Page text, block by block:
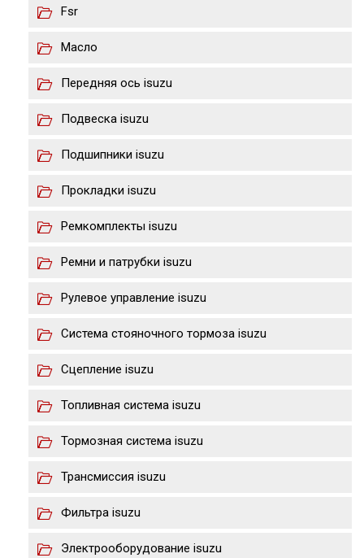
Fsr
Масло
Передняя ось isuzu
Подвеска isuzu
Подшипники isuzu
Прокладки isuzu
Ремкомплекты isuzu
Ремни и патрубки isuzu
Рулевое управление isuzu
Система стояночного тормоза isuzu
Сцепление isuzu
Топливная система isuzu
Тормозная система isuzu
Трансмиссия isuzu
Фильтра isuzu
Электрооборудование isuzu